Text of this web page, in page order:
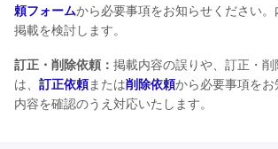
頼フォームから必要事項をお知らせください。
掲載を検討します。
訂正・削除依頼： 掲載内容の誤りや、訂正・
は、 訂正依頼または削除依頼から必要事項をお
内容を確認のうえ対応いたします。